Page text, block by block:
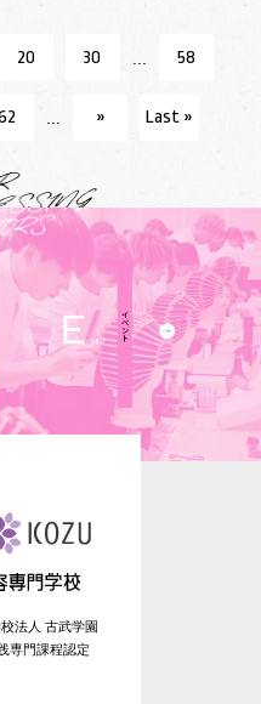
20 30 58
» Last »
法人 古武学園
専門課程認定